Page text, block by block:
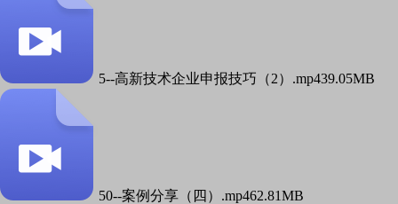
5--高新技术企业申报技巧（2）.mp439.05MB
50--案例分享（四）.mp462.81MB